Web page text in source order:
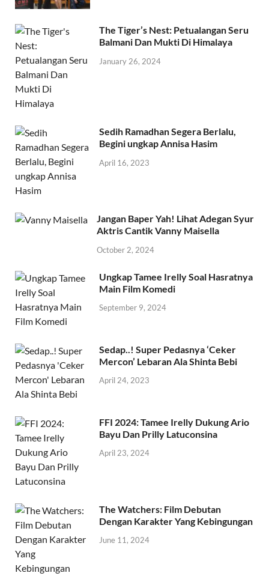
The Tiger’s Nest: Petualangan Seru
Balmani Dan Mukti Di Himalaya
January 26, 2024
Sedih Ramadhan Segera Berlalu,
Begini ungkap Annisa Hasim
April 16, 2023
Jangan Baper Yah! Lihat Adegan Syur
Aktris Cantik Vanny Maisella
October 2, 2024
Ungkap Tamee Irelly Soal Hasratnya
Main Film Komedi
September 9, 2024
Sedap..! Super Pedasnya ‘Ceker
Mercon’ Lebaran Ala Shinta Bebi
April 24, 2023
FFI 2024: Tamee Irelly Dukung Ario
Bayu Dan Prilly Latuconsina
April 23, 2024
The Watchers: Film Debutan
Dengan Karakter Yang Kebingungan
June 11, 2024